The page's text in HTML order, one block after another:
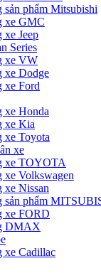
sản phẩm Mitsubishi
xe GMC
xe Jeep
Series
xe VW
xe Dodge
xe Ford
xe Honda
xe Kia
xe Toyota
xe
xe TOYOTA
xe Volkswagen
xe Nissan
sản phẩm
xe FORD
DMAX
xe Cadillac